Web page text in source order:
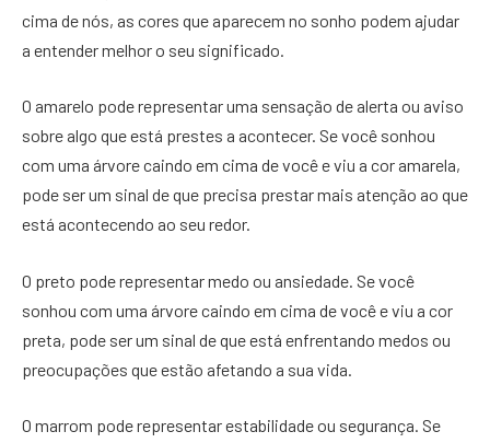
cima de nós, as cores que aparecem no sonho podem ajudar
a entender melhor o seu significado.
O amarelo pode representar uma sensação de alerta ou aviso
sobre algo que está prestes a acontecer. Se você sonhou
com uma árvore caindo em cima de você e viu a cor amarela,
pode ser um sinal de que precisa prestar mais atenção ao que
está acontecendo ao seu redor.
O preto pode representar medo ou ansiedade. Se você
sonhou com uma árvore caindo em cima de você e viu a cor
preta, pode ser um sinal de que está enfrentando medos ou
preocupações que estão afetando a sua vida.
O marrom pode representar estabilidade ou segurança. Se